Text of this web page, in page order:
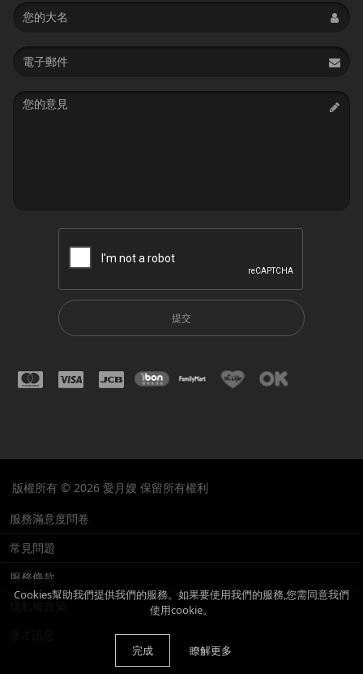
Name
Email
address
Message
提交
版權所有 © 2026 愛月嫂 保留所有權利
服務滿意度問卷
常見問題
服務條款
Cookies幫助我們提供我們的服務。如果要使用我們的服務,您需同意我們
使用cookie。
完成 瞭解更多